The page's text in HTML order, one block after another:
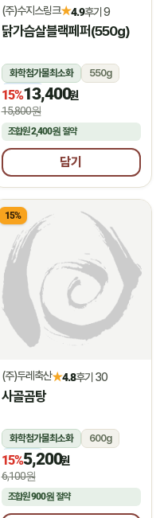
(주)수지스링크★4.9후기 9
닭가슴살블랙페퍼(550g)
화학첨가물최소화
550g
냉동
15%13,400원
15,800원
조합원2,400원절약
담기
15%
(주)두레축산★4.8후기 30
사골곰탕
화학첨가물최소화
600g
냉장
15%5,200원
6,100원
조합원900원절약